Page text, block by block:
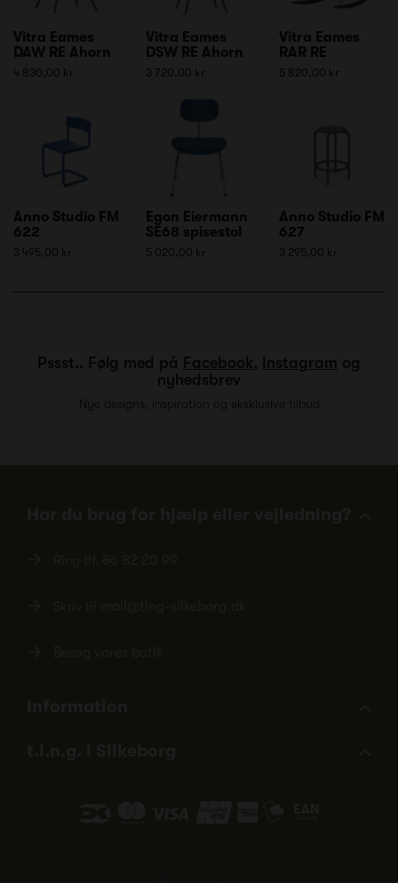
Vitra Eames
DAW RE Ahorn
4 830,00 kr
Vitra Eames
DSW RE Ahorn
3 720,00 kr
Vitra Eames
RAR RE
5 820,00 kr
Anno Studio FM
622
3 495,00 kr
Egon Eiermann
SE68 spisestol
5 020,00 kr
Anno Studio FM
627
3 295,00 kr
Pssst.. Følg med på Facebook, Instagram og
nyhedsbrev
Nye designs, inspiration og eksklusive tilbud